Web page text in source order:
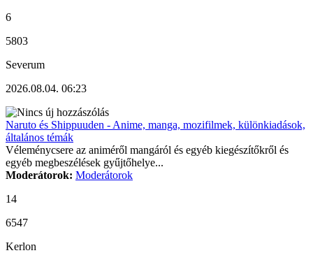
6
5803
Severum
2026.08.04. 06:23
Naruto és Shippuuden - Anime, manga, mozifilmek, különkiadások,
általános témák
Véleménycsere az animéről mangáról és egyéb kiegészítőkről és
egyéb megbeszélések gyűjtőhelye...
Moderátorok: Moderátorok
14
6547
Kerlon